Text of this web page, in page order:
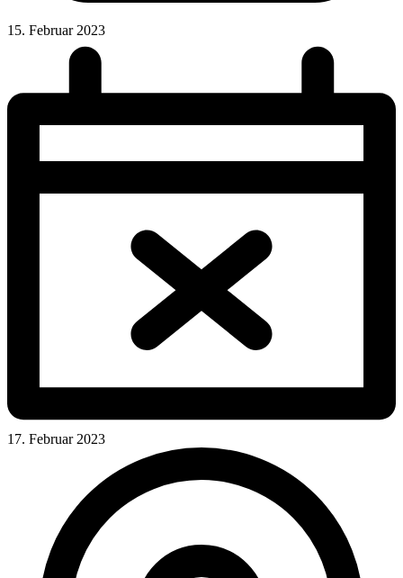
15. Februar 2023
17. Februar 2023